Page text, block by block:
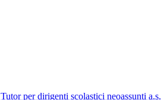
Tutor per dirigenti scolastici neoassunti a.s.